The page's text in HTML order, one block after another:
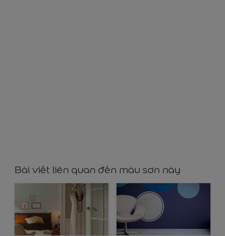
Bài viết liên quan đến màu sơn này